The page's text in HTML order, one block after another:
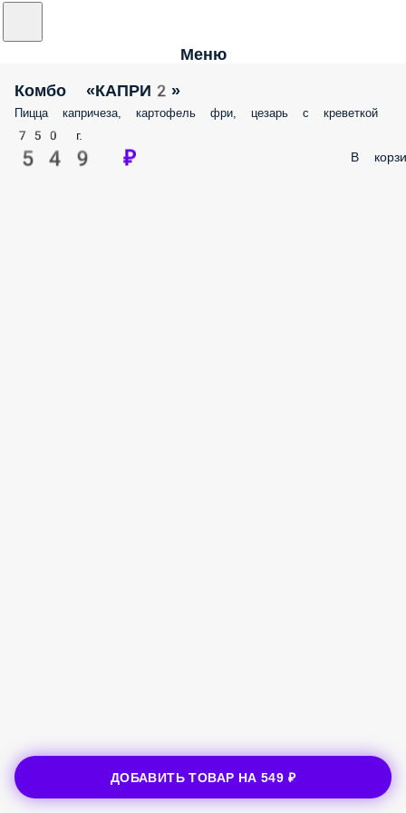
Меню
Комбо «КАПРИ2»
Пицца капричеза, картофель фри, цезарь с креветкой
750 г.
549 ₽ В
ДОБАВИТЬ ТОВАР НА549 ₽